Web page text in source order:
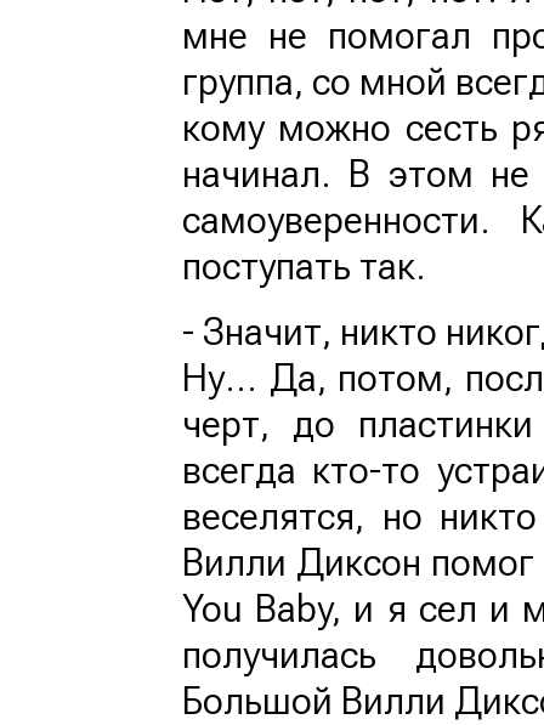
мне не помогал
группа, со мной
кому можно сесть
начинал. В этом
поступать так.
- Значит, никто
Ну… Да, потом,
черт, до
всегда кто-то
веселятся, но
Вилли Диксон
You Baby, и я сел и
получилась
Большой Вилли